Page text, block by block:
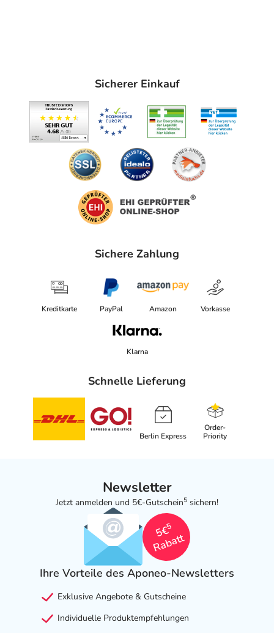
Sicherer Einkauf
Sichere Zahlung
Kreditkarte PayPal Amazon Vorkasse
Klarna
Schnelle Lieferung
Berlin Express
Order-
Priority
Newsletter
Jetzt anmelden und 5€-Gutschein5 sichern!
5€
5
Rabatt
Ihre Vorteile des Aponeo-Newsletters
Exklusive Angebote & Gutscheine
Individuelle Produktempfehlungen